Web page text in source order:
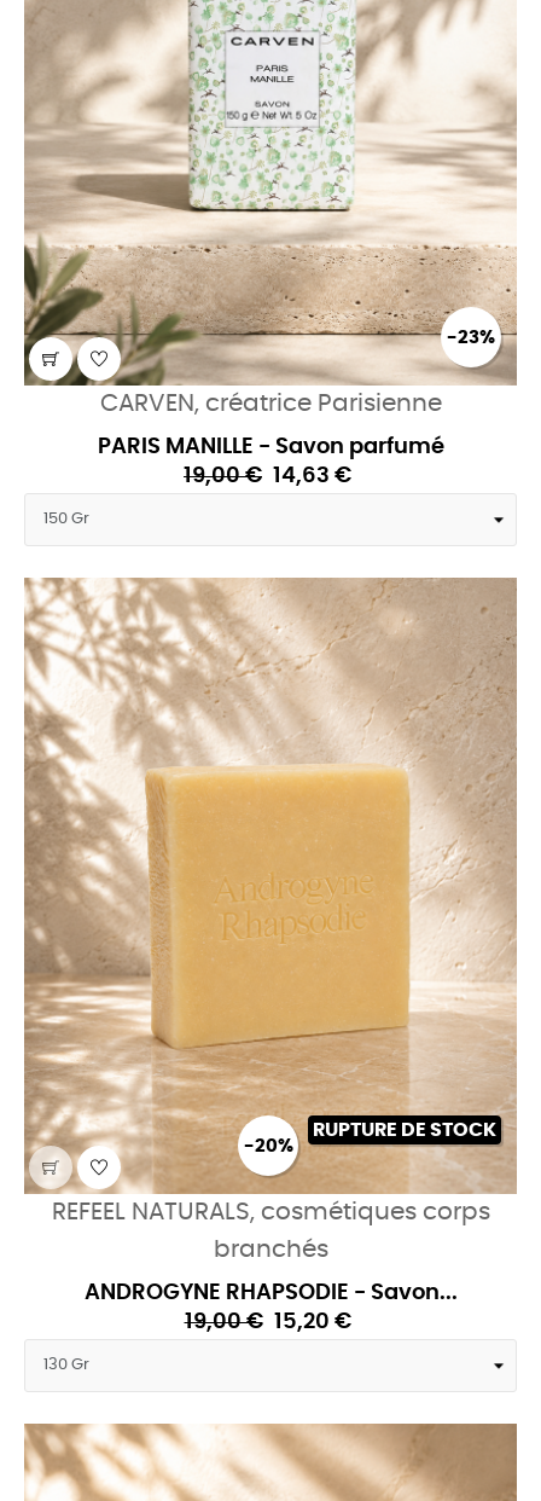
-23%
CARVEN, créatrice Parisienne
PARIS MANILLE - Savon parfumé
19,00 € 14,63 €
-20%
RUPTURE DE STOCK
REFEEL NATURALS, cosmétiques corps
branchés
ANDROGYNE RHAPSODIE - Savon...
19,00 € 15,20 €